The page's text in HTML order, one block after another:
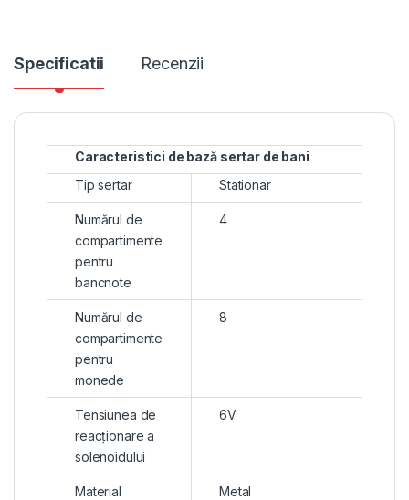
Specificatii Recenzii
Caracteristici de bază sertar de bani
Tip sertar
Stationar
Numărul de
compartimente
pentru
bancnote
4
Numărul de
compartimente
pentru
monede
8
Tensiunea de
reacționare a
solenoidului
6V
Material
Metal